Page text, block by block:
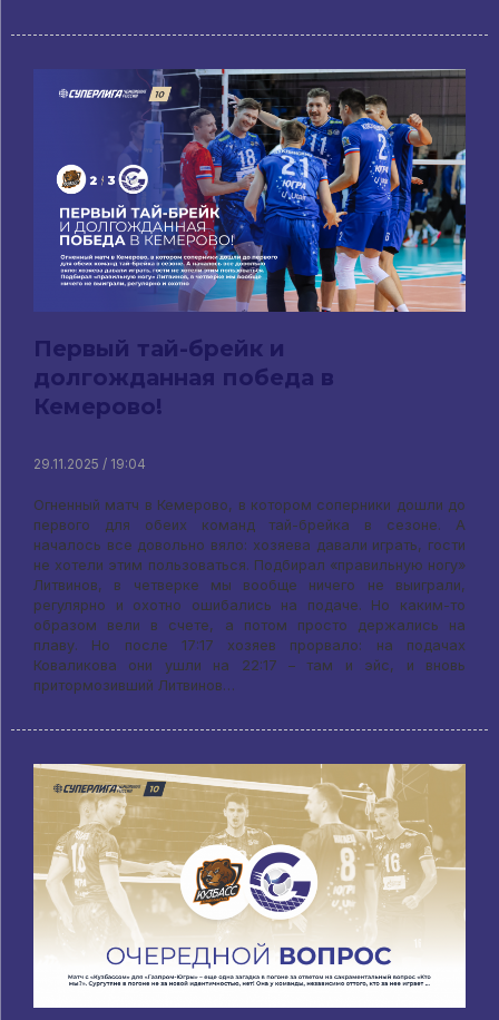
Первый тай-брейк и
долгожданная победа в
Кемерово!
29.11.2025 / 19:04
Огненный матч в Кемерово, в котором соперники дошли до
первого для обеих команд тай-брейка в сезоне. А
началось все довольно вяло: хозяева давали играть, гости
не хотели этим пользоваться. Подбирал «правильную ногу»
Литвинов, в четверке мы вообще ничего не выиграли,
регулярно и охотно ошибались на подаче. Но каким-то
образом вели в счете, а потом просто держались на
плаву. Но после 17:17 хозяев прорвало: на подачах
Коваликова они ушли на 22:17 – там и эйс, и вновь
притормозивший Литвинов…